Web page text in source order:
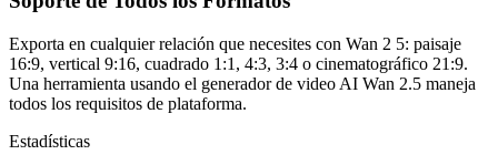
16:9, vertical 9:16, cuadrado 1:1, 4:3, 3:4 o cinematográfico 21:9.
Una herramienta usando el generador de video AI Wan 2.5 maneja
todos los requisitos de plataforma.